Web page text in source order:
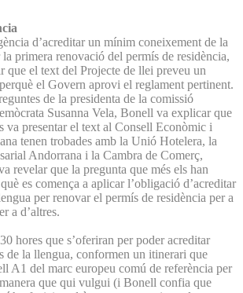
d’acreditar un mínim coneixement de la
primera renovació del permís de residència,
que el text del Projecte de llei preveu un
el Govern aprovi el reglament pertinent.
de la presidenta de la comissió
Susanna Vela, Bonell va explicar que
va presentar el text al Consell Econòmic i
tenen trobades amb la Unió Hotelera, la
Andorrana i la Cambra de Comerç,
revelar que la pregunta que més els han
es comença a aplicar l’obligació d’acreditar
per renovar el permís de residència per a
a d’altres.
hores que s’oferiran per poder acreditar
de la llengua, conformen un itinerari que
A1 del marc europeu comú de referència per
que qui vulgui (i Bonell confia que